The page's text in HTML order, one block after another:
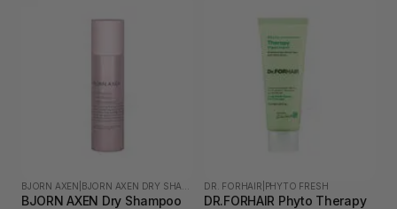
BJORN AXEN
BJORN AXEN Dry Shampoo
DR. FORHAIR PHYTO FRESH
DR.FORHAIR Phyto Therapy